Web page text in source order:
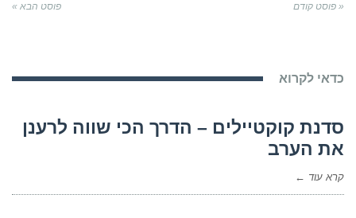
« פוסט קודם פוסט הבא »
כדאי לקרוא
סדנת קוקטיילים – הדרך הכי שווה לרענן
את הערב
קרא עוד ←